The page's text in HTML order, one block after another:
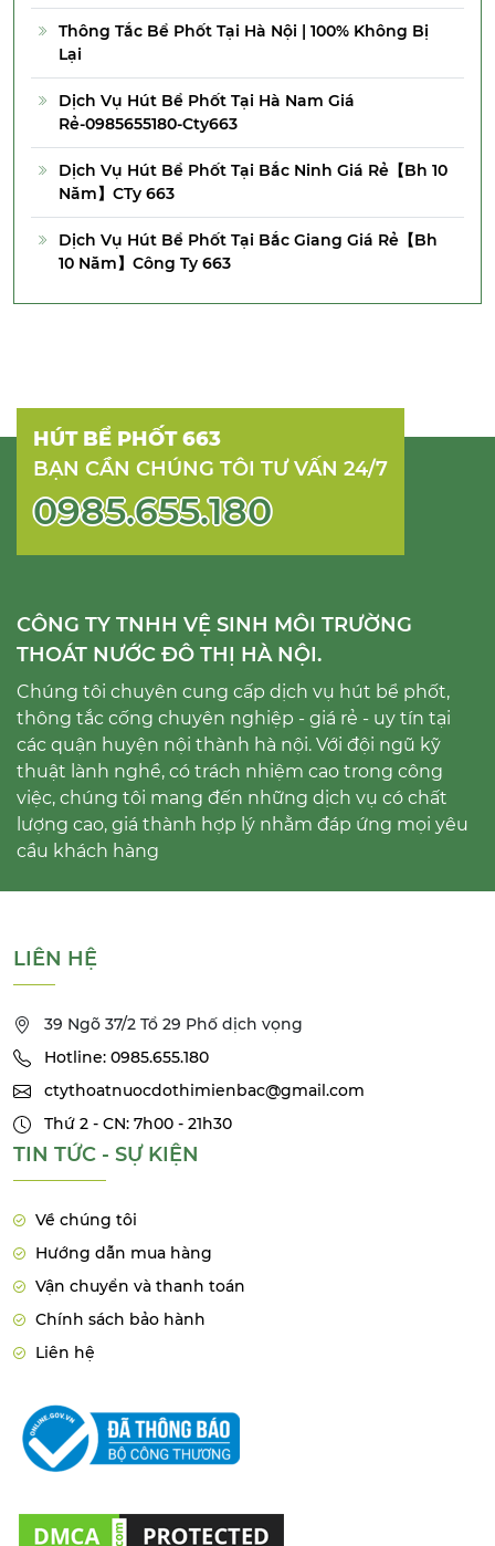
Thông Tắc Bể Phốt Tại Hà Nội | 100% Không Bị
Lại
Dịch Vụ Hút Bể Phốt Tại Hà Nam Giá
Rẻ-0985655180-Cty663
Dịch Vụ Hút Bể Phốt Tại Bắc Ninh Giá Rẻ【Bh 10
Năm】CTy 663
Dịch Vụ Hút Bể Phốt Tại Bắc Giang Giá Rẻ【Bh
10 Năm】Công Ty 663
HÚT BỂ PHỐT 663
BẠN CẦN CHÚNG TÔI TƯ VẤN 24/7
0985.655.180
CÔNG TY TNHH VỆ SINH MÔI TRƯỜNG
THOÁT NƯỚC ĐÔ THỊ HÀ NỘI.
Chúng tôi chuyên cung cấp dịch vụ hút bể phốt,
thông tắc cống chuyên nghiệp - giá rẻ - uy tín tại
các quận huyện nội thành hà nội. Với đội ngũ kỹ
thuật lành nghề, có trách nhiệm cao trong công
việc, chúng tôi mang đến những dịch vụ có chất
lượng cao, giá thành hợp lý nhằm đáp ứng mọi yêu
cầu khách hàng
LIÊN HỆ
39 Ngõ 37/2 Tổ 29 Phố dịch vọng
Hotline: 0985.655.180
ctythoatnuocdothimienbac@gmail.com
Thứ 2 - CN: 7h00 - 21h30
TIN TỨC - SỰ KIỆN
Về chúng tôi
Hướng dẫn mua hàng
Vận chuyển và thanh toán
Chính sách bảo hành
Liên hệ